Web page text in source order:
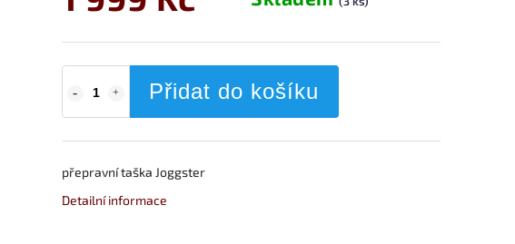
Přidat do košíku
přepravní taška Joggster
Detailní informace